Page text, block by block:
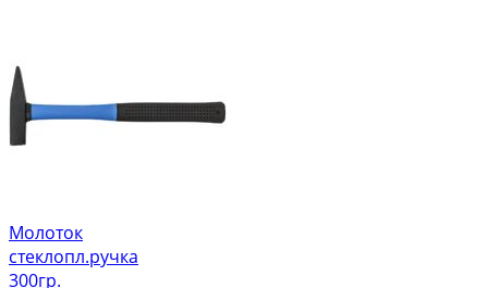
Молоток
стеклопл.ручка
300гр.